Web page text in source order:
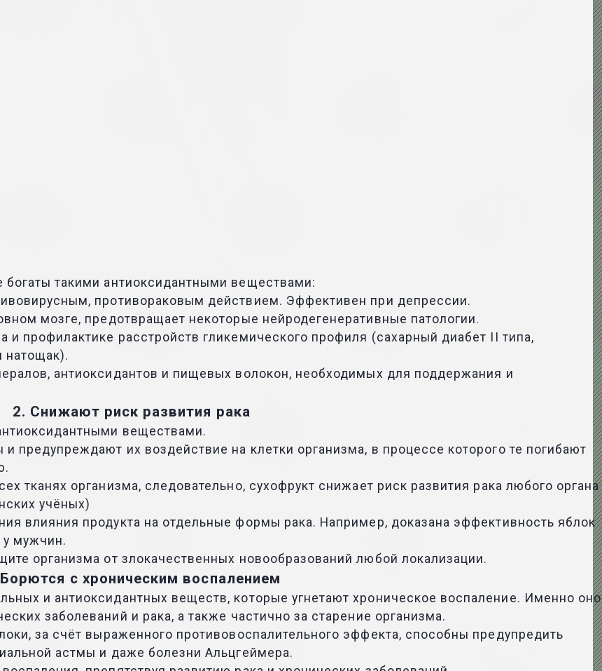
такими антиоксидантными веществами:
противораковым действием. Эффективен при депрессии.
мозге, предотвращает некоторые нейродегенеративные патологии.
профилактике расстройств гликемического профиля (сахарный диабет II типа,
натощак).
антиоксидантов и пищевых волокон, необходимых для поддержания и
2. Снижают риск развития рака
веществами.
предупреждают их воздействие на клетки организма, в процессе которого те погибают
тканях организма, следовательно, сухофрукт снижает риск развития рака любого органа
учёных)
влияния продукта на отдельные формы рака. Например, доказана эффективность яблок
у мужчин.
организма от злокачественных новообразований любой локализации.
с хроническим воспалением
и антиоксидантных веществ, которые угнетают хроническое воспаление. Именно оно
заболеваний и рака, а также частично за старение организма.
за счёт выраженного противовоспалительного эффекта, способны предупредить
астмы и даже болезни Альцгеймера.